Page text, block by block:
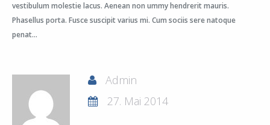
vestibulum molestie lacus. Aenean non ummy hendrerit mauris.
Phasellus porta. Fusce suscipit varius mi. Cum sociis sere natoque
penat...
Admin
27. Mai 2014